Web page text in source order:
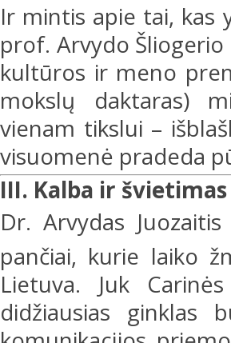
Ir mintis apie tai, kas
prof. Arvydo
kultūros ir meno
mokslų daktaras)
vienam tikslui –
visuomenė pradeda
III. Kalba ir švietimas
Dr. Arvydas
pančiai, kurie laiko
Lietuva. Juk
didžiausias